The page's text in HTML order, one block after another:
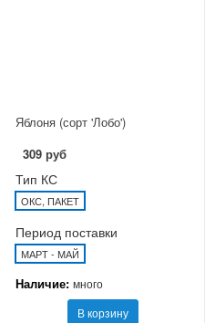
Яблоня (сорт 'Лобо')
309 руб
Тип КС
ОКС, ПАКЕТ
Период поставки
МАРТ - МАЙ
Наличие: много
В корзину